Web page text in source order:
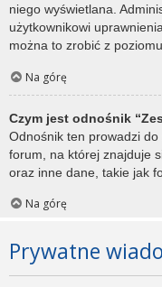
niego wyświetlana.
użytkownikowi
można to zrobić z
Na górę
Czym jest odnośnik
Odnośnik ten prowadzi
forum, na której znajduje
oraz inne dane, takie jak
Na górę
Prywatne